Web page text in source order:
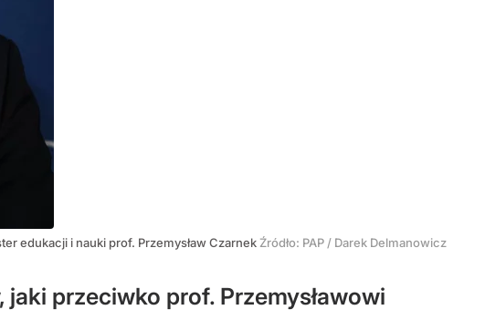
edukacji i nauki prof. Przemysław Czarnek Źródło: PAP / Darek Delmanowicz
przeciwko prof. Przemysławowi